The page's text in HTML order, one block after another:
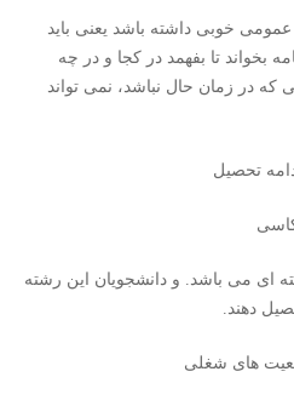
خوبی داشته باشد یعنی باید
بخواند تا بفهمد در کجا و در چه
در زمان حال نباشد، نمی تواند
تحصيل
شامل ۹ نیم سال ۱۸ هفته ای می باشد. و دانشجویان این رشته
دهند.
های شغلی